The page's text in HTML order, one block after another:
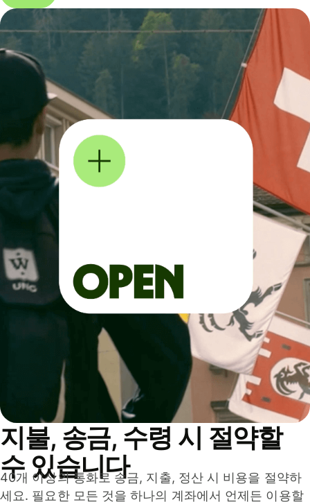
지불, 송금, 수령 시 절약할
수 있습니다
40개 이상의 통화로 송금, 지출, 정산 시 비용을 절약하
세요. 필요한 모든 것을 하나의 계좌에서 언제든 이용할